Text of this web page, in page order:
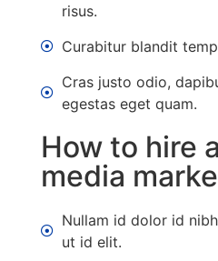
risus.
Curabitur blandit
Cras justo odio,
egestas eget quam.
How to hire
media
Nullam id dolor id
ut id elit.